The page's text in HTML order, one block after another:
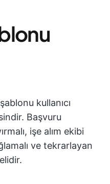
kullanıcı
Başvuru
işe alım ekibi
ve tekrarlayan